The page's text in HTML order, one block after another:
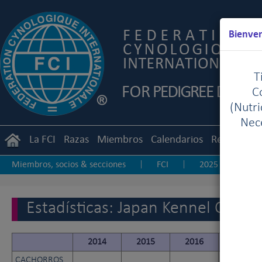
La FCI Razas Miembros Calendarios
Miembros, socios & secciones FCI 2025
Estadísticas: Japan Kennel Club
2014 2015 2016